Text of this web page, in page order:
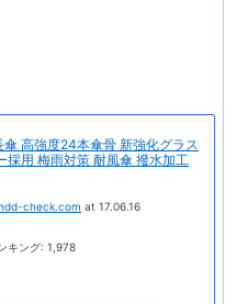
傘 高強度24本傘骨 新強化グラス
採用 梅雨対策 耐風傘 撥水加工
check.com at 17.06.16
キング: 1,978